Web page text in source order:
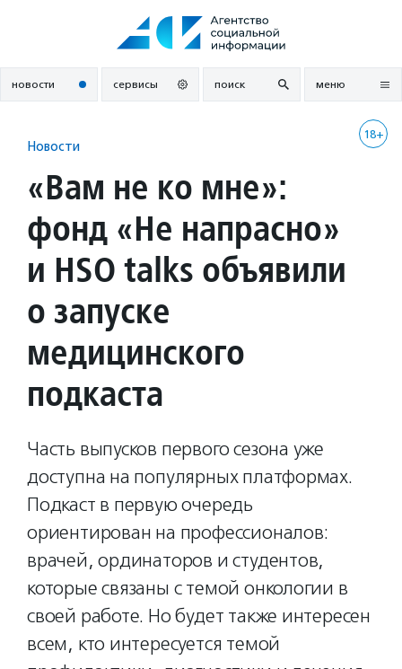
новости сервисы поиск меню
18+
Новости
«Вам не ко мне»:
фонд «Не напрасно»
и HSO talks объявили
о запуске
медицинского
подкаста
Часть выпусков первого сезона уже
доступна на популярных платформах.
Подкаст в первую очередь
ориентирован на профессионалов:
врачей, ординаторов и студентов,
которые связаны с темой онкологии в
своей работе. Но будет также интересен
всем, кто интересуется темой